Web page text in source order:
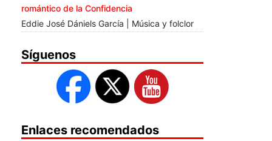
romántico de la Confidencia
Eddie José Dániels García | Música y folclor
Síguenos
Enlaces recomendados